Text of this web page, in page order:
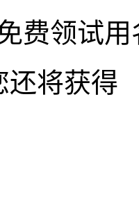
费领试用
还将获得